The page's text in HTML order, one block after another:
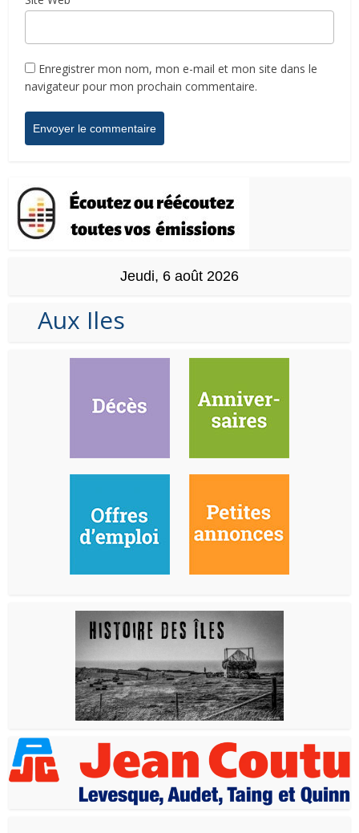
Enregistrer mon nom, mon e-mail et mon site dans le
navigateur pour mon prochain commentaire.
Jeudi, 6 août 2026
Aux Iles